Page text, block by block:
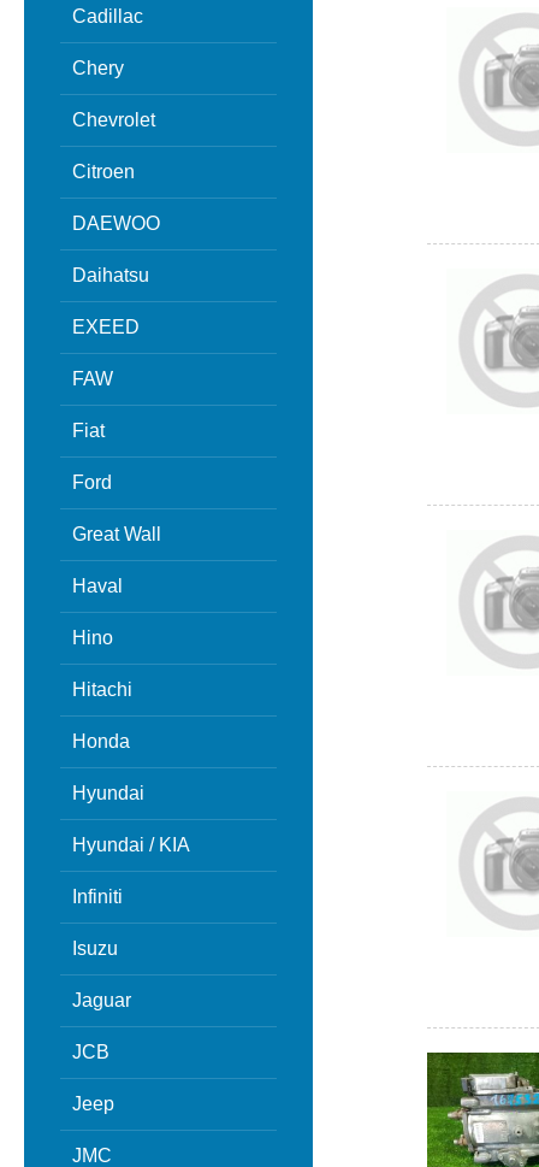
Cadillac
Chery
Chevrolet
Citroen
DAEWOO
Daihatsu
EXEED
FAW
Fiat
Ford
Great Wall
Haval
Hino
Hitachi
Honda
Hyundai
Hyundai / KIA
Infiniti
Isuzu
Jaguar
JCB
Jeep
JMC